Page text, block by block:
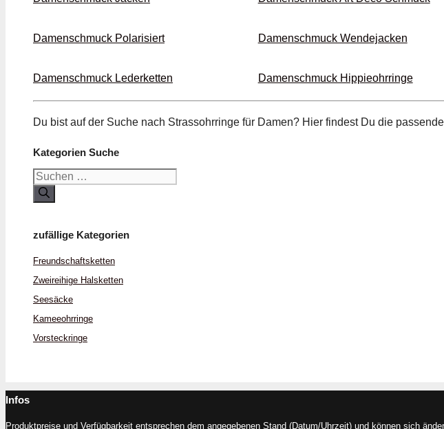
Damenschmuck Polarisiert Damenschmuck Wende­jacken
Damenschmuck Leder­ketten Damenschmuck Hippie­ohrringe
Du bist auf der Suche nach Strass­ohrringe für Damen? Hier findest Du die
Kategorien Suche
Suchen
nach:
zufällige Kategorien
Freund­schafts­ketten
Zwei­reihige Halsketten
Seesäcke
Kamee­ohrringe
Vorsteck­ringe
Infos
Produktpreise und Verfügbarkeit entsprechen dem angegebenen Stand (Datum/Uhrzeit) und können sich